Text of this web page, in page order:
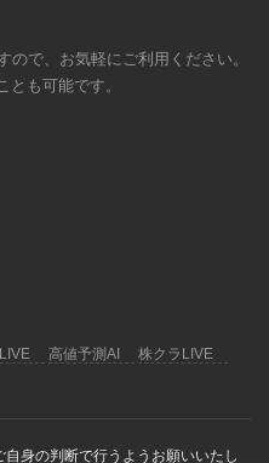
で、お気軽にご利用ください。
も可能です。
高値予測AI 株クラLIVE
身の判断で行うようお願いいたし